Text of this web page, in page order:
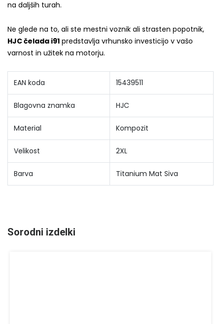
na daljših turah.
Ne glede na to, ali ste mestni voznik ali strasten popotnik,
HJC čelada i91 predstavlja vrhunsko investicijo v vašo
varnost in užitek na motorju.
EAN koda 15439511
Blagovna znamka HJC
Material Kompozit
Velikost 2XL
Barva Titanium Mat Siva
Sorodni izdelki